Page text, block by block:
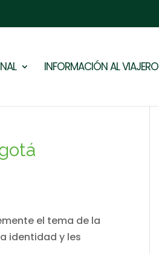
INFORMACIÓN AL VIAJERO
el tema de la
identidad y les